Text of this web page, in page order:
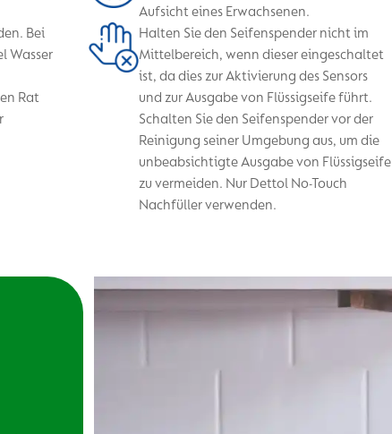
Aufsicht eines Erwachsenen.
Bei
Wasser
Rat
Halten Sie den Seifenspender nicht im
Mittelbereich, wenn dieser eingeschaltet
ist, da dies zur Aktivierung des Sensors
und zur Ausgabe von Flüssigseife führt.
Schalten Sie den Seifenspender vor der
Reinigung seiner Umgebung aus, um die
unbeabsichtigte Ausgabe von Flüssigseife
zu vermeiden. Nur Dettol No-Touch
Nachfüller verwenden.